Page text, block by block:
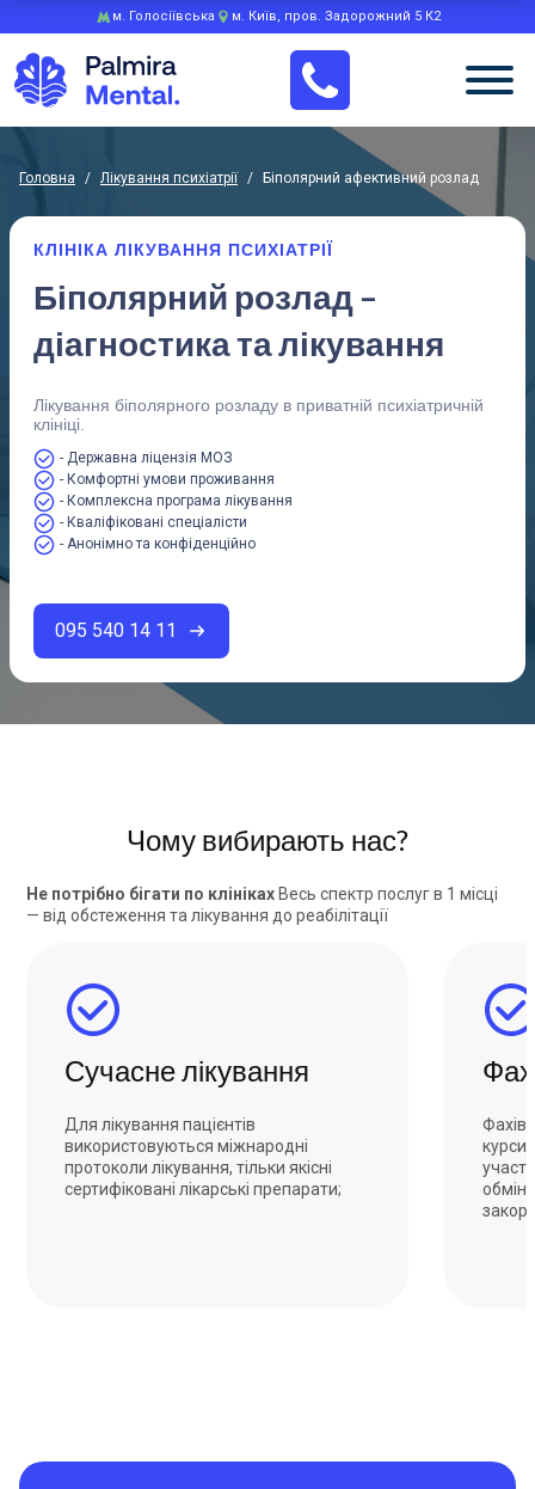
м. Голосіївська м. Київ, пров. Задорожний 5 К2
Головна / лікування психіатрії / Біполярний афективний розлад
КЛІНІКА ЛІКУВАННЯ ПСИХІАТРІЇ
Біполярний розлад –
діагностика та лікування
Лікування біполярного розладу в приватній психіатричній
клініці.
- Державна ліцензія МОЗ
- Комфортні умови проживання
- Комплексна програма лікування
- Кваліфіковані спеціалісти
- Анонімно та конфіденційно
095 540 14 11
Чому вибирають нас?
Не потрібно бігати по клініках Весь спектр послуг в 1 місці
— від обстеження та лікування до реабілітації
Сучасне лікування
Для лікування пацієнтів
використовуються міжнародні
протоколи лікування, тільки якісні
сертифіковані лікарські препарати;
курси